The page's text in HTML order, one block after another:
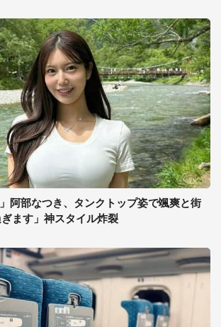
阿部なつき、タンクトップ姿で颯爽と街
ます」神スタイル炸裂